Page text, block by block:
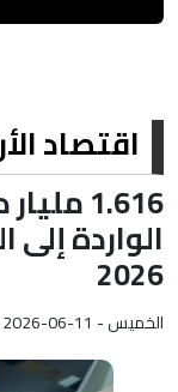
اقتصاد
1.616
الواردة
2026
الخميس - pm 05:22 | 2026-06-11